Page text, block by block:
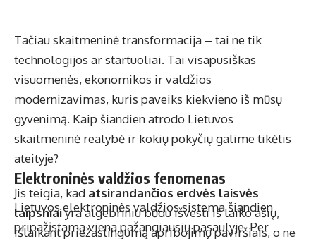
Jis teigia, kad atsirandančios erdvės laisvės
laipsniaiyra algebriniu būdu išvesti iš laiko ašių,
išlaikant priežastingumą apribojimų paviršiais, o ne
Tačiau skaitmeninė transformacija – tai ne tik
technologijos ar startuoliai. Tai visapusiškas
visuomenės, ekonomikos ir valdžios
modernizavimas, kuris paveiks kiekvieno iš mūsų
gyvenimą. Kaip šiandien atrodo Lietuvos
skaitmeninė realybė ir kokių pokyčių galime tikėtis
ateityje?
Elektroninės valdžios fenomenas
Lietuvos elektroninės valdžios sistema šiandien
pripažįstama viena pažangiausių pasaulyje. Per